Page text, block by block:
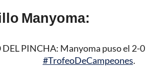
Manyoma:
DEL PINCHA: Manyoma puso el 2-
#TrofeoDeCampeones.